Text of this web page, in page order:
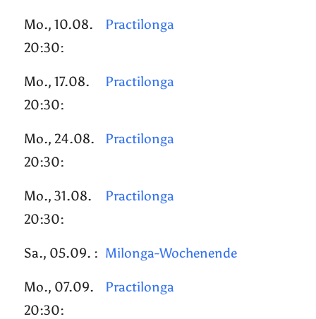
Mo., 10.08.
20:30:
Practilonga
Mo., 17.08.
20:30:
Practilonga
Mo., 24.08.
20:30:
Practilonga
Mo., 31.08.
20:30:
Practilonga
Sa., 05.09. : Milonga-Wochenende
Mo., 07.09.
20:30:
Practilonga